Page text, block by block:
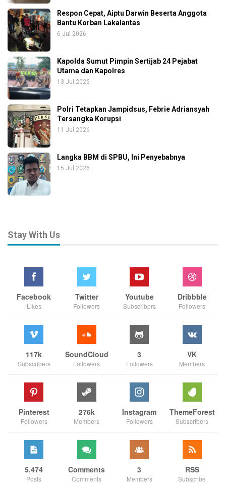
Respon Cepat, Aiptu Darwin Beserta Anggota
Bantu Korban Lakalantas
6 Jul 2026
Kapolda Sumut Pimpin Sertijab 24 Pejabat
Utama dan Kapolres
13 Jul 2026
Polri Tetapkan Jampidsus, Febrie Adriansyah
Tersangka Korupsi
11 Jul 2026
Langka BBM di SPBU, Ini Penyebabnya
15 Jul 2026
Stay With Us
Facebook
Likes
Twitter
Followers
Youtube
Subscribers
Dribbble
Followers
117k
Subscribers
SoundCloud
Followers
3
Followers
VK
Members
Pinterest
Followers
276k
Members
Instagram
Followers
ThemeForest
Subscribers
5,474
Posts
Comments
Comments
3
Members
RSS
Subscribe